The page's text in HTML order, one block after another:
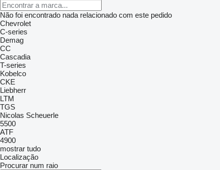
Não foi encontrado nada relacionado com este pedido
Chevrolet
C-series
Demag
CC
Cascadia
T-series
Kobelco
CKE
Liebherr
LTM
TGS
Nicolas Scheuerle
5500
ATF
4900
mostrar tudo
Localização
Procurar num raio